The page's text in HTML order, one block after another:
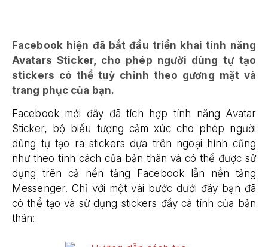
Facebook hiện đã bắt đầu triển khai tính năng
Avatars Sticker, cho phép người dùng tự tạo
stickers có thể tuỳ chỉnh theo gương mặt và
trang phục của bạn.
Facebook mới đây đã tích hợp tính năng Avatar
Sticker, bộ biểu tượng cảm xúc cho phép người
dùng tự tạo ra stickers dựa trên ngoại hình cũng
như theo tính cách của bản thân và có thể được sử
dụng trên cả nền tảng Facebook lẫn nền tảng
Messenger. Chỉ với một vài bước dưới đây bạn đã
có thể tạo và sử dụng stickers đầy cá tính của bản
thân: